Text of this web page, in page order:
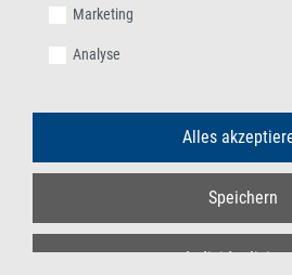
Marketing
Analyse
Alles
Speichern